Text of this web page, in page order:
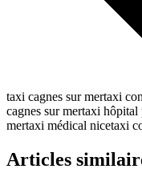
taxi cagnes sur mertaxi
cagnes sur mertaxi hôpital
mertaxi médical nicetaxi
Articles